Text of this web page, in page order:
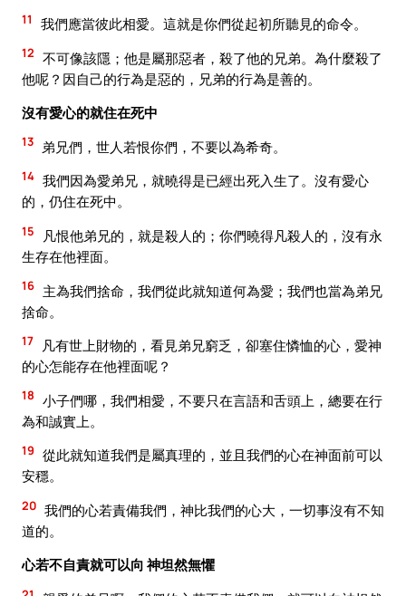
11 我們應當彼此相愛。這就是你們從起初所聽見的命令。
12 不可像該隱；他是屬那惡者，殺了他的兄弟。為什麼殺了
他呢？因自己的行為是惡的，兄弟的行為是善的。
沒有愛心的就住在死中
13 弟兄們，世人若恨你們，不要以為希奇。
14 我們因為愛弟兄，就曉得是已經出死入生了。沒有愛心
的，仍住在死中。
15
凡恨他弟兄的，就是殺人的；你們曉得凡殺人的，沒有永
生存在他裡面。
16 主為我們捨命，我們從此就知道何為愛；我們也當為弟兄
捨命。
17
凡有世上財物的，看見弟兄窮乏，卻塞住憐恤的心，愛神
的心怎能存在他裡面呢？
18 小子們哪，我們相愛，不要只在言語和舌頭上，總要在行
為和誠實上。
19 從此就知道我們是屬真理的，並且我們的心在神面前可以
安穩。
20 我們的心若責備我們，神比我們的心大，一切事沒有不知
道的。
心若不自責就可以向 神坦然無懼